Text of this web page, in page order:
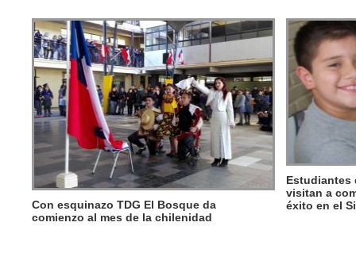
Con esquinazo TDG El Bosque da
comienzo al mes de la chilenidad
Estudiantes
visitan a
éxito en el